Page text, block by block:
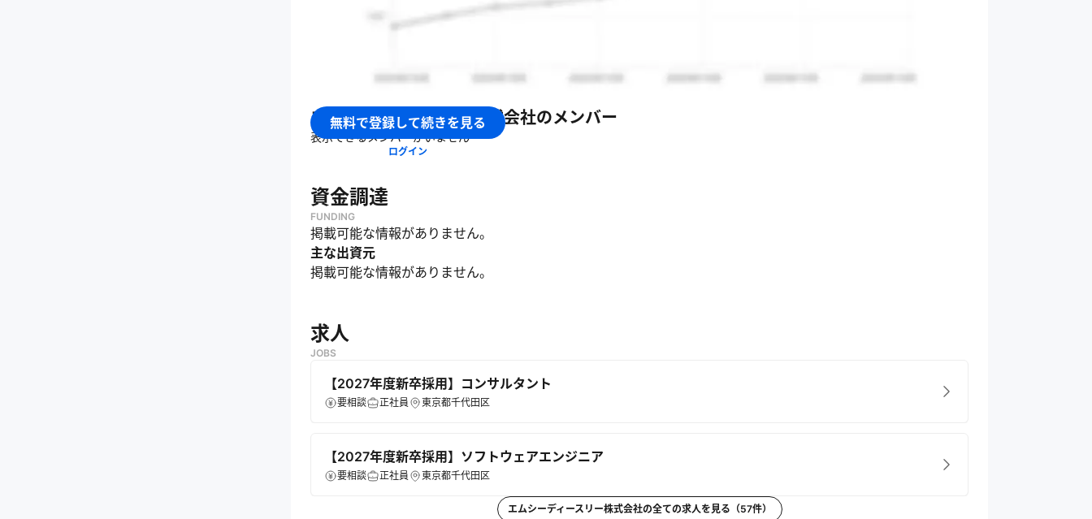
無料で登録して続きを見る
ログイン
エムシーディースリー株式会社のメンバー
表示できるメンバーがいません
資金調達
FUNDING
掲載可能な情報がありません。
主な出資元
掲載可能な情報がありません。
求人
JOBS
【2027年度新卒採用】コンサルタント
要相談 正社員 東京都千代田区
【2027年度新卒採用】ソフトウェアエンジニア
要相談 正社員 東京都千代田区
エムシーディースリー株式会社の全ての求人を見る（57件）